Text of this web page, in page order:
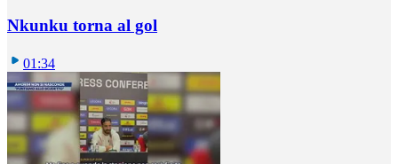
Nkunku torna al gol
01:34